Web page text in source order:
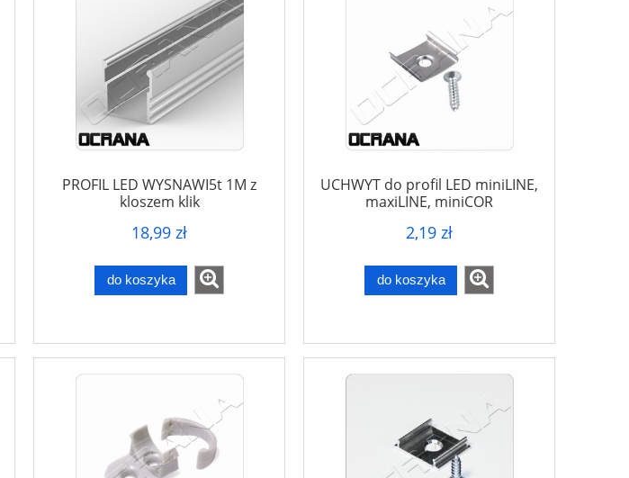
PROFIL LED WYSNAWI5t 1M z
kloszem klik
18,99 zł
do koszyka
UCHWYT do profil LED miniLINE,
maxiLINE, miniCOR
2,19 zł
do koszyka